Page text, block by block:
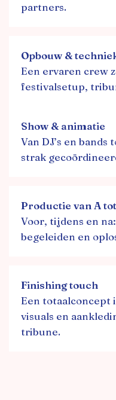
partners.
Opbouw &
Een ervaren crew
festivalsetup,
Show & animatie
Van DJ’s en
strak
Productie van A
Voor, tijdens en
begeleiden en
Finishing touch
Een totaalconcept
visuals en
tribune.